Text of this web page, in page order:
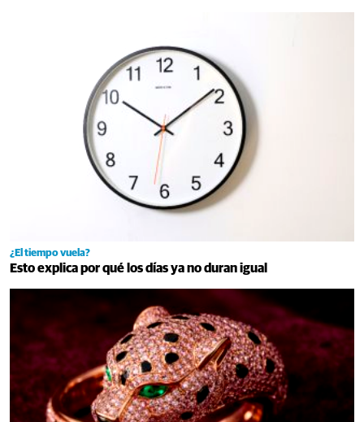
¿El tiempo vuela?
Esto explica por qué los días ya no duran igual